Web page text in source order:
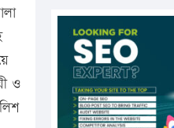
ও
ভ্রাম্যমাণ আদালতে
প্রতিষ্ঠানকে ৪০হাজার
এবার লঞ্চের ভাড়া
১৭ থেকে ২১ শতাংশ
বাড়ানোর প্রস্তাব